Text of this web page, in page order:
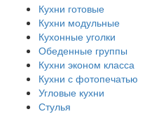
Кухни готовые
Кухни модульные
Кухонные уголки
Обеденные группы
Кухни эконом класса
Кухни с фотопечатью
Угловые кухни
Стулья